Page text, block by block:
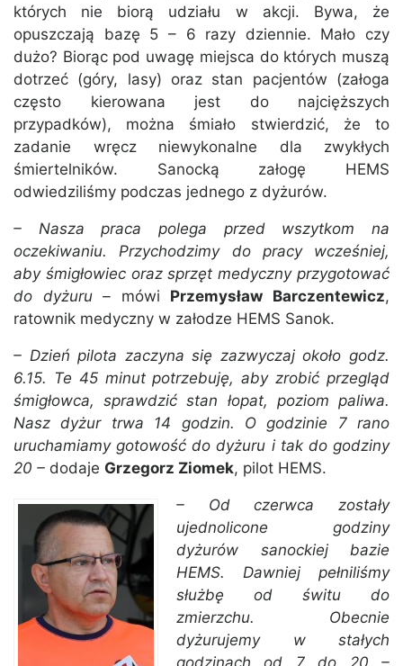
których nie biorą udziału w akcji. Bywa, że
opuszczają bazę 5 – 6 razy dziennie. Mało czy
dużo? Biorąc pod uwagę miejsca do których muszą
dotrzeć (góry, lasy) oraz stan pacjentów (załoga
często kierowana jest do najcięższych
przypadków), można śmiało stwierdzić, że to
zadanie wręcz niewykonalne dla zwykłych
śmiertelników. Sanocką załogę HEMS
odwiedziliśmy podczas jednego z dyżurów.
– Nasza praca polega przed wszytkom na
oczekiwaniu. Przychodzimy do pracy wcześniej,
aby śmigłowiec oraz sprzęt medyczny przygotować
do dyżuru – mówi Przemysław Barczentewicz,
ratownik medyczny w załodze HEMS Sanok.
– Dzień pilota zaczyna się zazwyczaj około godz.
6.15. Te 45 minut potrzebuję, aby zrobić przegląd
śmigłowca, sprawdzić stan łopat, poziom paliwa.
Nasz dyżur trwa 14 godzin. O godzinie 7 rano
uruchamiamy gotowość do dyżuru i tak do godziny
20 – dodaje Grzegorz Ziomek, pilot HEMS.
– Od czerwca zostały
ujednolicone godziny
dyżurów sanockiej bazie
HEMS. Dawniej pełniliśmy
służbę od świtu do
zmierzchu. Obecnie
dyżurujemy w stałych